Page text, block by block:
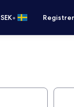
SEK•